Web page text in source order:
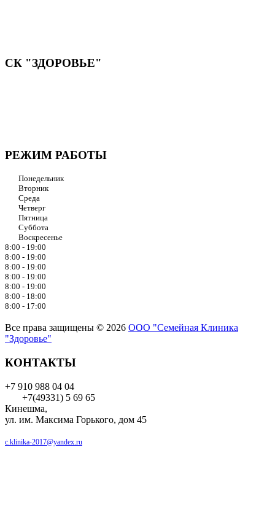
СК "ЗДОРОВЬЕ"
РЕЖИМ РАБОТЫ
Понедельник
Вторник
Среда
Четверг
Пятница
Суббота
Воскресенье
8:00 - 19:00
8:00 - 19:00
8:00 - 19:00
8:00 - 19:00
8:00 - 19:00
8:00 - 18:00
8:00 - 17:00
Все права защищены © 2026 ООО "Семейная Клиника
"Здоровье"
КОНТАКТЫ
+7 910 988 04 04
+7(49331) 5 69 65
Кинешма,
ул. им. Максима Горького, дом 45
c.klinika-2017@yandex.ru